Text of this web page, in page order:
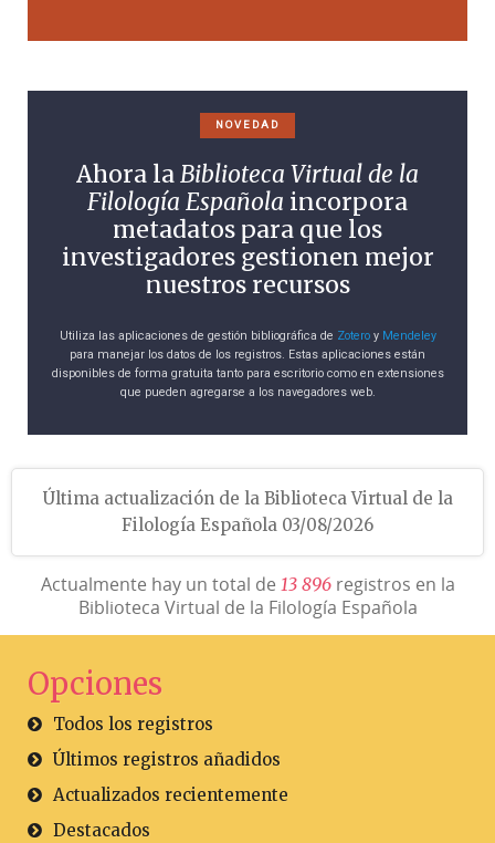
NOVEDAD
Ahora laBiblioteca Virtual de la
Filología Española incorpora
metadatos para que los
investigadores gestionen mejor
nuestros recursos
Utiliza las aplicaciones de gestión bibliográfica de Zoteroy Mendeley
para manejar los datos de los registros. Estas aplicaciones están
disponibles de forma gratuita tanto para escritorio como en extensiones
que pueden agregarse a los navegadores web.
Última actualización de la Biblioteca Virtual de la
Filología Española 03/08/2026
Actualmente hay un total de 13 896registros en la
Biblioteca Virtual de la Filología Española
Opciones
Todos los registros
Últimos registros añadidos
Actualizados recientemente
Destacados